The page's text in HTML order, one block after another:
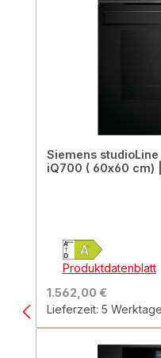
Siemens
iQ700 ( 60x60 cm)
Produktdatenblatt
1.562,00 €
Lieferzeit: 5 Werktage